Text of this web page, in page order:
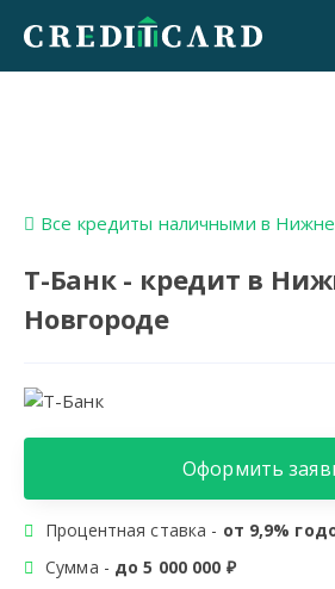
Все кредиты наличными в
Т-Банк - кредит в
Новгороде
Оформить
Процентная ставка - от 9,9%
Сумма - до 5 000 000 ₽